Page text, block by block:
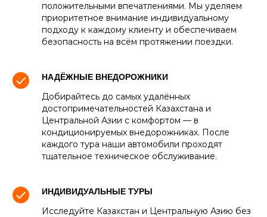
положительными впечатлениями. Мы уделяем
приоритетное внимание индивидуальному
подходу к каждому клиенту и обеспечиваем
безопасность на всём протяжении поездки.
НАДЁЖНЫЕ ВНЕДОРОЖНИКИ
Добирайтесь до самых удалённых
достопримечательностей Казахстана и
Центральной Азии с комфортом — в
кондиционируемых внедорожниках. После
каждого тура наши автомобили проходят
тщательное техническое обслуживание.
ИНДИВИДУАЛЬНЫЕ ТУРЫ
Исследуйте Казахстан и Центральную Азию без